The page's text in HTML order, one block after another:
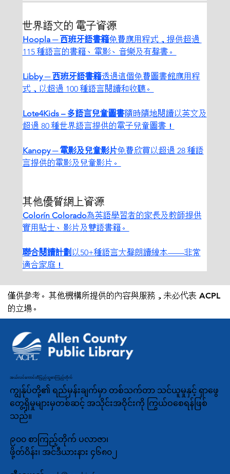
世界語文的 電子資源
Hoopla ─ 西班牙語書籍免費應用程式，提供超過
115 種語言的書籍、電影、音樂及有聲書。
Libby ─ 西班牙語書籍透過這個免費圖書館應用程
式，以超過 100 種語言閱讀和收聽。
Lote4Kids – 多語言兒童圖書隨時隨地閱讀以英文及
超過 80 種世界語言提供的電子兒童圖書！
Kanopy ─ 電影及兒童影片免費欣賞以超過 28 種語
言提供的電影及兒童影片。
其他優質網上資源
Colorín Colorado為英語學習者的家長及教師提供
實用貼士、影片及雙語書籍。
聯合閱讀計劃 以50+種語言大聲朗讀繪本——非常
適合家庭！
僅供參考。其他機構所提供的內容與服務，未必代表 ACPL
的立場。
အယ်လင်ကောင်တီပြည်သူ့စာကြည့်တိုက်
ကျွန်ုပ်တို့၏ ရည်မှန်းချက်မှာ တစ်သက်တာ သင်ယူမှုနှင့် ရှာဖွေ
တွေ့ရှိမှုများမှတစ်ဆင့် အသိုင်းအဝိုင်းကို ကြွယ်ဝစေရန်ဖြစ်
သည်။
၉၀၀ စာကြည့်တိုက် ပလာဇာ၊
ဖို့တ်ဝိန်း၊ အင်ဒီယားနား ၄၆၈၀၂